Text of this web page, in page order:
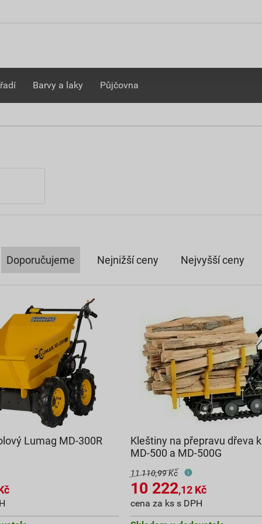
Barvy a laky Půjčovna
Doporučujeme Nejnižší ceny Nejvyšší ceny
Lumag MD-300R
Kleštiny na přepravu dřeva
MD-500 a MD-500G
11 110,99 Kč
10 222,12 Kč
cena za ks s DPH